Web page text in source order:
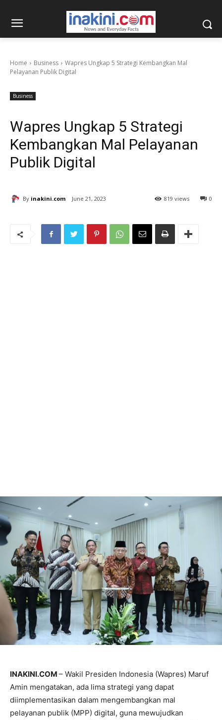
Home Business
Wapres Ungkap 5 Strategi Kembangkan Mal
Pelayanan Publik Digital
Business
Wapres Ungkap 5 Strategi
Kembangkan Mal Pelayanan
Publik Digital
By inakini.com June 21, 2023 0
819 views
INAKINI.COM – Wakil Presiden Indonesia (Wapres) Maruf
Amin mengatakan, ada lima strategi yang dapat
diimplementasikan dalam mengembangkan mal
pelayanan publik (MPP) digital, guna mewujudkan